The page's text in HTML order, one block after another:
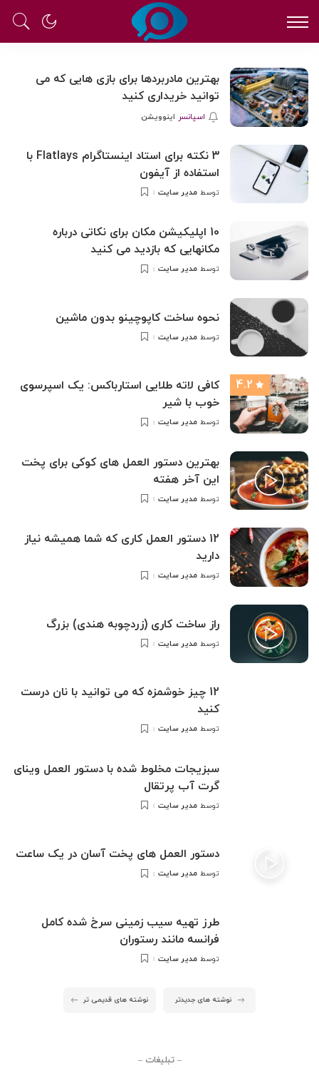
بهترین مادربردها برای بازی هایی که می
توانید خریداری کنید
اسپانسر اینوویشن
3 نکته برای استاد اینستاگرام Flatlays با
استفاده از آیفون
ارسال
توسط مدیر سایت
10 اپلیکیشن مکان برای نکاتی درباره
مکانهایی که بازدید می کنید
ارسال
توسط مدیر سایت
نحوه ساخت کاپوچینو بدون ماشین
ارسال
توسط مدیر سایت
4.2
کافی لاته طلایی استارباکس: یک اسپرسوی
خوب با شیر
ارسال
توسط مدیر سایت
بهترین دستور العمل های کوکی برای پخت
این آخر هفته
ارسال
توسط مدیر سایت
12 دستور العمل کاری که شما همیشه نیاز
دارید
ارسال
توسط مدیر سایت
راز ساخت کاری (زردچوبه هندی) بزرگ
ارسال
توسط مدیر سایت
12 چیز خوشمزه که می توانید با نان درست
کنید
ارسال
توسط مدیر سایت
سبزیجات مخلوط شده با دستور العمل وینای
گرت آب پرتقال
ارسال
توسط مدیر سایت
دستور العمل های پخت آسان در یک ساعت
ارسال
توسط مدیر سایت
طرز تهیه سیب زمینی سرخ شده کامل
فرانسه مانند رستوران
ارسال
توسط مدیر سایت
نوشته های جدیدتر نوشته های قدیمی تر
– تبلیغات –